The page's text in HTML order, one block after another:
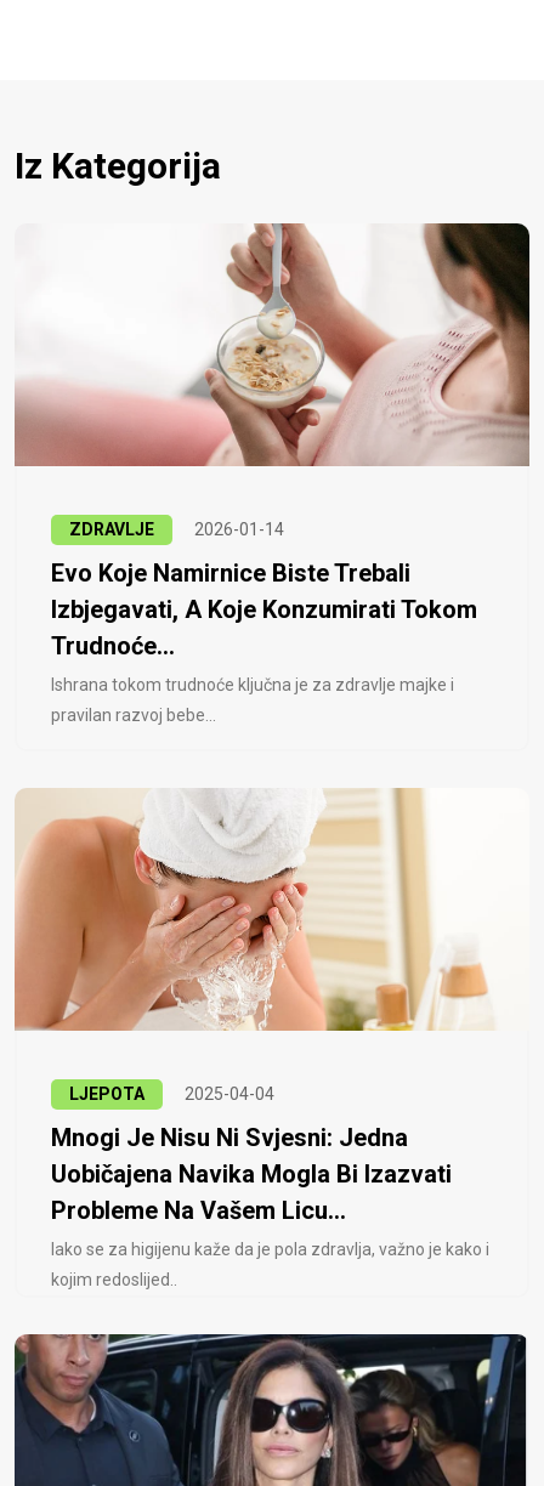
Iz Kategorija
ZDRAVLJE 2026-01-14
Evo Koje Namirnice Biste Trebali
Izbjegavati, A Koje Konzumirati Tokom
Trudnoće...
Ishrana tokom trudnoće ključna je za zdravlje majke i
pravilan razvoj bebe...
LJEPOTA 2025-04-04
Mnogi Je Nisu Ni Svjesni: Jedna
Uobičajena Navika Mogla Bi Izazvati
Probleme Na Vašem Licu...
Iako se za higijenu kaže da je pola zdravlja, važno je kako i
kojim redoslijed..